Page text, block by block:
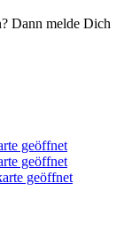
Dann melde Dich
geöffnet
geöffnet
geöffnet